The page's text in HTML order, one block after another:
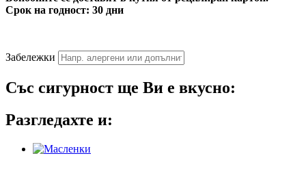
Срок на годност: 30 дни
Забележки
Със сигурност ще Ви е вкусно:
Разгледахте и: